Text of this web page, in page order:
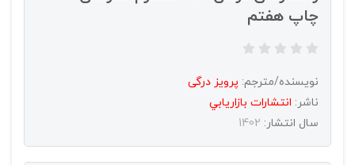
چاپ هفتم
نویسنده/مترجم: پرویز درگی
ناشر: انتشارات بازاريابي
سال انتشار: 1402